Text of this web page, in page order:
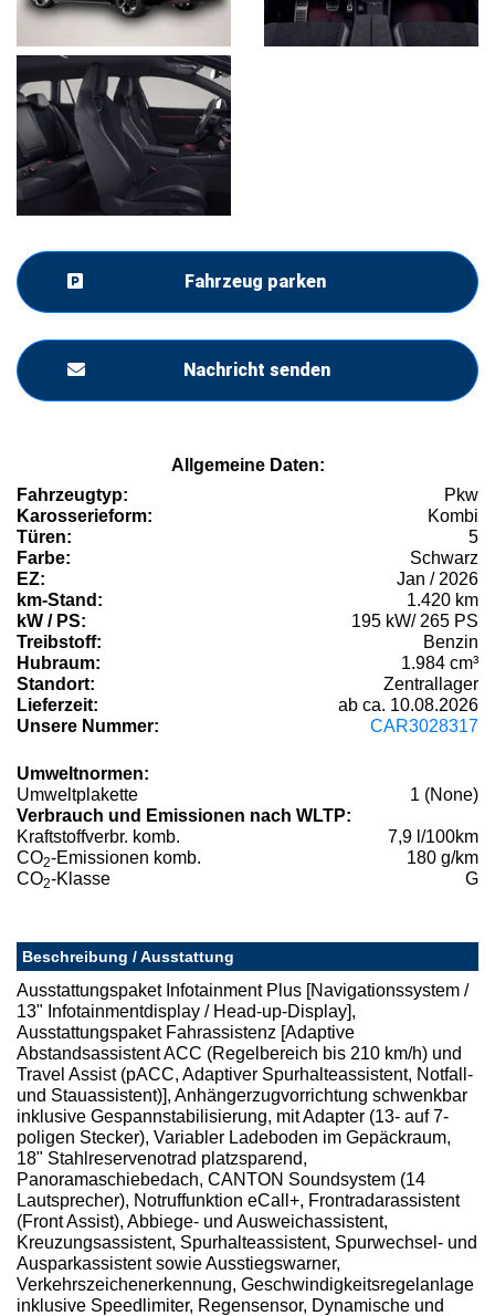
Fahrzeug parken
Nachricht senden
Allgemeine Daten:
Fahrzeugtyp:
Pkw
Karosserieform:
Kombi
Türen:
5
Farbe:
Schwarz
EZ:
Jan / 2026
km-Stand:
1.420 km
kW / PS:
195 kW/ 265 PS
Treibstoff:
Benzin
Hubraum:
1.984 cm³
Standort:
Zentrallager
Lieferzeit:
ab ca. 10.08.2026
Unsere Nummer:
CAR3028317
Umweltnormen:
Umweltplakette
1 (None)
Verbrauch und Emissionen nach WLTP:
Kraftstoffverbr. komb.
7,9 l/100km
CO2-Emissionen komb.
180 g/km
CO2-Klasse G
Beschreibung / Ausstattung
Ausstattungspaket Infotainment Plus [Navigationssystem /
13" Infotainmentdisplay / Head-up-Display],
Ausstattungspaket Fahrassistenz [Adaptive
Abstandsassistent ACC (Regelbereich bis 210 km/h) und
Travel Assist (pACC, Adaptiver Spurhalteassistent, Notfall-
und Stauassistent)], Anhängerzugvorrichtung schwenkbar
inklusive Gespannstabilisierung, mit Adapter (13- auf 7-
poligen Stecker), Variabler Ladeboden im Gepäckraum,
18" Stahlreservenotrad platzsparend,
Panoramaschiebedach, CANTON Soundsystem (14
Lautsprecher), Notruffunktion eCall+, Frontradarassistent
(Front Assist), Abbiege- und Ausweichassistent,
Kreuzungsassistent, Spurhalteassistent, Spurwechsel- und
Ausparkassistent sowie Ausstiegswarner,
Verkehrszeichenerkennung, Geschwindigkeitsregelanlage
inklusive Speedlimiter, Regensensor, Dynamische und